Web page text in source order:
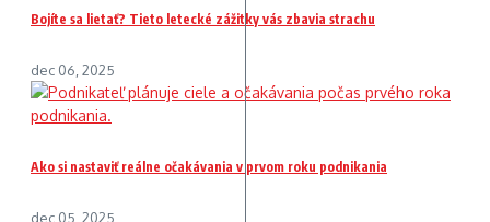
Bojíte sa lietať? Tieto letecké zážitky vás zbavia strachu
dec 06, 2025
Ako si nastaviť reálne očakávania v prvom roku podnikania
dec 05, 2025